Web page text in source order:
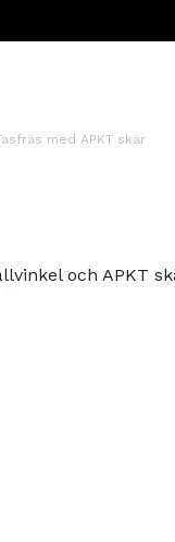
med APKT skär
och APKT